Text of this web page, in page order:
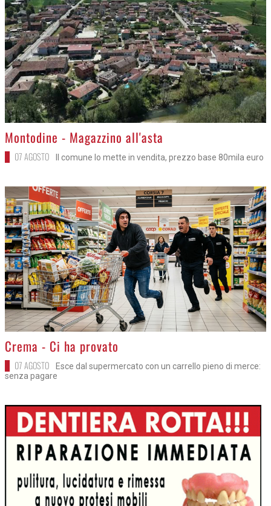
>Montodine - Magazzino all'asta
07 AGOSTO Il comune lo mette in vendita, prezzo base 80mila euro
>
Crema - Ci ha provato
07 AGOSTO
Esce dal supermercato con un carrello pieno di merce:
senza pagare